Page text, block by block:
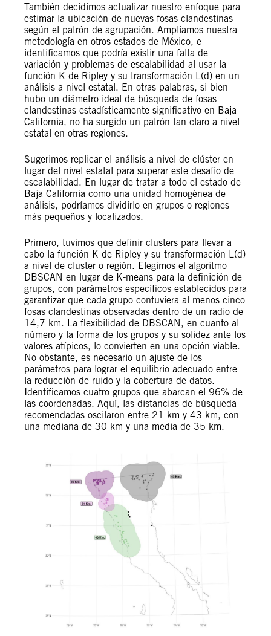
También decidimos actualizar nuestro enfoque para
estimar la ubicación de nuevas fosas clandestinas
según el patrón de agrupación. Ampliamos nuestra
metodología en otros estados de México, e
identificamos que podría existir una falta de
variación y problemas de escalabilidad al usar la
función K de Ripley y su transformación L(d) en un
análisis a nivel estatal. En otras palabras, si bien
hubo un diámetro ideal de búsqueda de fosas
clandestinas estadísticamente significativo en Baja
California, no ha surgido un patrón tan claro a nivel
estatal en otras regiones.
Sugerimos replicar el análisis a nivel de clúster en
lugar del nivel estatal para superar este desafío de
escalabilidad. En lugar de tratar a todo el estado de
Baja California como una unidad homogénea de
análisis, podríamos dividirlo en grupos o regiones
más pequeños y localizados.
Primero, tuvimos que definir clusters para llevar a
cabo la función K de Ripley y su transformación L(d)
a nivel de cluster o región. Elegimos el algoritmo
DBSCAN en lugar de K-means para la definición de
grupos, con parámetros específicos establecidos para
garantizar que cada grupo contuviera al menos cinco
fosas clandestinas observadas dentro de un radio de
14,7 km. La flexibilidad de DBSCAN, en cuanto al
número y la forma de los grupos y su solidez ante los
valores atípicos, lo convierten en una opción viable.
No obstante, es necesario un ajuste de los
parámetros para lograr el equilibrio adecuado entre
la reducción de ruido y la cobertura de datos.
Identificamos cuatro grupos que abarcan el 96% de
las coordenadas. Aquí, las distancias de búsqueda
recomendadas oscilaron entre 21 km y 43 km, con
una mediana de 30 km y una media de 35 km.